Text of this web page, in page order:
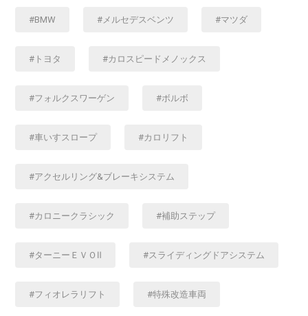
BMW メルセデスベンツ マツダ
トヨタ カロスピードメノックス
フォルクスワーゲン ボルボ
車いすスロープ カロリフト
アクセルリング&ブレーキシステム
カロニークラシック 補助ステップ
ターニーＥＶＯⅡ スライディングドアシステム
フィオレラリフト 特殊改造車両